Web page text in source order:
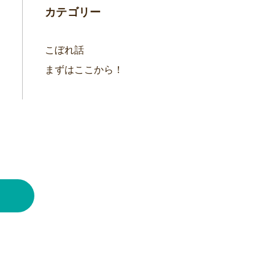
カテゴリー
こぼれ話
まずはここから！